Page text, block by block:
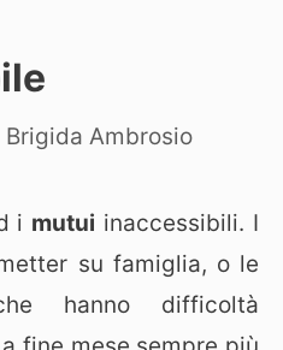
Brigida Ambrosio
i mutui inaccessibili. I
su famiglia, o le
hanno difficoltà